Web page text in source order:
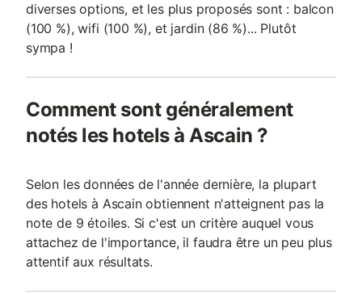
diverses options, et les plus proposés sont : balcon
(100 %), wifi (100 %), et jardin (86 %)... Plutôt
sympa !
Comment sont généralement
notés les hotels à Ascain ?
Selon les données de l'année dernière, la plupart
des hotels à Ascain obtiennent n'atteignent pas la
note de 9 étoiles. Si c'est un critère auquel vous
attachez de l'importance, il faudra être un peu plus
attentif aux résultats.